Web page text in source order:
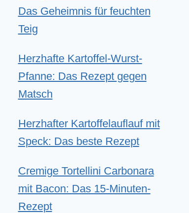
Das Geheimnis für feuchten
Teig
Herzhafte Kartoffel-Wurst-
Pfanne: Das Rezept gegen
Matsch
Herzhafter Kartoffelauflauf mit
Speck: Das beste Rezept
Cremige Tortellini Carbonara
mit Bacon: Das 15-Minuten-
Rezept